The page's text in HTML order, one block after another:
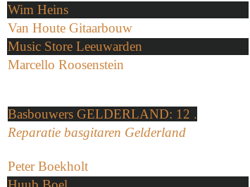
Wim Heins
Van Houte Gitaarbouw
Music Store Leeuwarden
Marcello Roosenstein
Basbouwers GELDERLAND: 12 .
Reparatie basgitaren Gelderland
Peter Boekholt